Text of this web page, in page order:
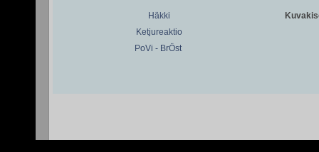
Häkki
Ketjureaktio
PoVi - BrÖst